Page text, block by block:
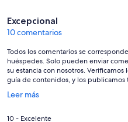
Comentarios
Excepcional
10 comentarios
Todos los comentarios se
huéspedes. Solo pueden enviar
su estancia con nosotros.
guía de contenidos, y los publicamos
Leer más
Se
en
8
10 - Excelente